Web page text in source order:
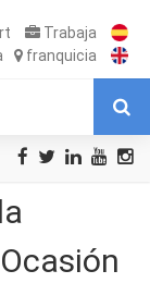
Trabaja
franquicia